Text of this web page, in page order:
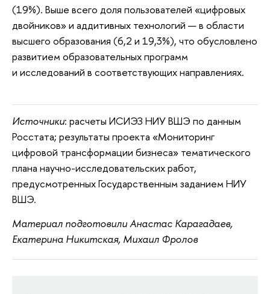
(19%). Выше всего доля пользователей «цифровых
двойников» и аддитивных технологий — в области
высшего образования (6,2 и 19,3%), что обусловлено
развитием образовательных программ
и исследований в соответствующих направлениях.
Источники: расчеты ИСИЭЗ НИУ ВШЭ по данным
Росстата; результаты проекта «Мониторинг
цифровой трансформации бизнеса» тематического
плана научно-исследовательских работ,
предусмотренных Государственным заданием НИУ
ВШЭ.
Материал подготовили Анастас Карагадаев,
Екатерина Никитская, Михаил Фролов